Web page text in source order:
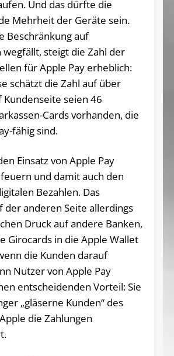
Und das dürfte die
Mehrheit der Geräte sein.
Beschränkung auf
steigt die Zahl der
für Apple Pay erheblich:
schätzt die Zahl auf über
Kundenseite seien 46
Cards vorhanden, die
fähig sind.
Einsatz von Apple Pay
und damit auch den
Bezahlen. Das
der anderen Seite allerdings
Druck auf andere Banken,
Girocards in die Apple Wallet
die Kunden darauf
Nutzer von Apple Pay
entscheidenden Vorteil: Sie
„gläserne Kunden“ des
die Zahlungen